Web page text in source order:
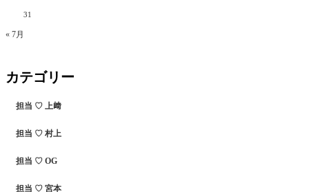
31
« 7月
カテゴリー
担当 ♡ 上﨑
担当 ♡ 村上
担当 ♡ OG
担当 ♡ 宮本